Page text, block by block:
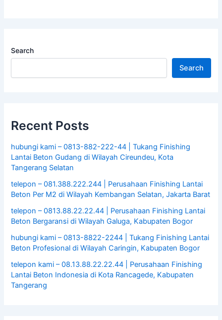
Search
Search
Recent Posts
hubungi kami – 0813-882-222-44 | Tukang Finishing
Lantai Beton Gudang di Wilayah Cireundeu, Kota
Tangerang Selatan
telepon – 081.388.222.244 | Perusahaan Finishing Lantai
Beton Per M2 di Wilayah Kembangan Selatan, Jakarta Barat
telepon – 0813.88.22.22.44 | Perusahaan Finishing Lantai
Beton Bergaransi di Wilayah Galuga, Kabupaten Bogor
hubungi kami – 0813-8822-2244 | Tukang Finishing Lantai
Beton Profesional di Wilayah Caringin, Kabupaten Bogor
telepon kami – 08.13.88.22.22.44 | Perusahaan Finishing
Lantai Beton Indonesia di Kota Rancagede, Kabupaten
Tangerang